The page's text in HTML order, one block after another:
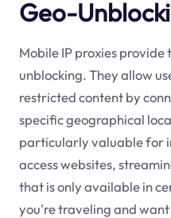
Geo-
Mobile IP proxies
unblocking. They allow
restricted content by
specific geographical
particularly valuable for
access websites,
that is only available in
you're traveling and want